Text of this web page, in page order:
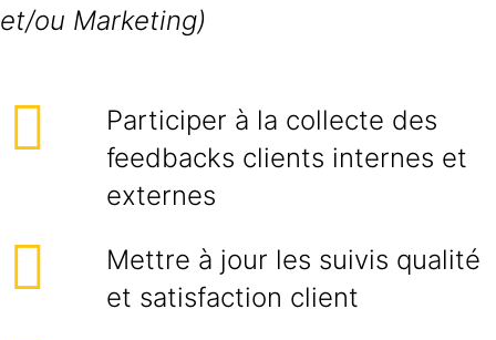
et/ou Marketing)
Participer à la collecte des
feedbacks clients internes et
externes
Mettre à jour les suivis qualité
et satisfaction client